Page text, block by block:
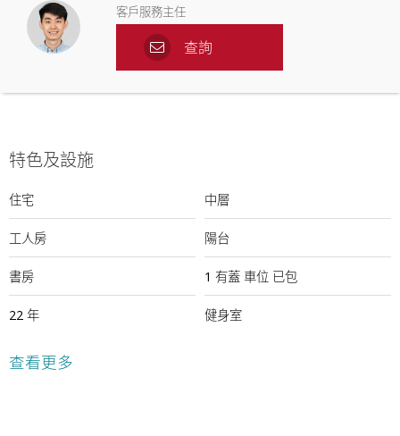
客戶服務主任
查詢
特色及設施
住宅 中層
工人房 陽台
書房 1 有蓋 車位 已包
22 年 健身室
室外游泳池
查看更多